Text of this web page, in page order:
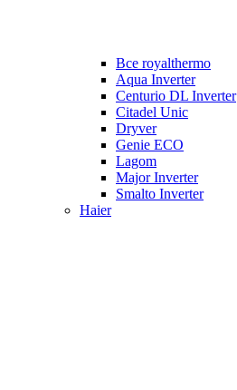
Все royalthermo
Aqua Inverter
Centurio DL Inverter
Citadel Unic
Dryver
Genie ECO
Lagom
Major Inverter
Smalto Inverter
Haier